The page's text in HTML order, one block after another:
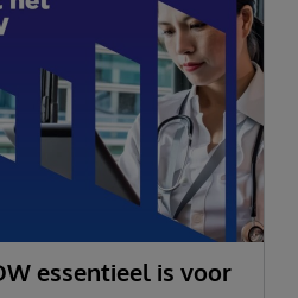
essentieel is voor